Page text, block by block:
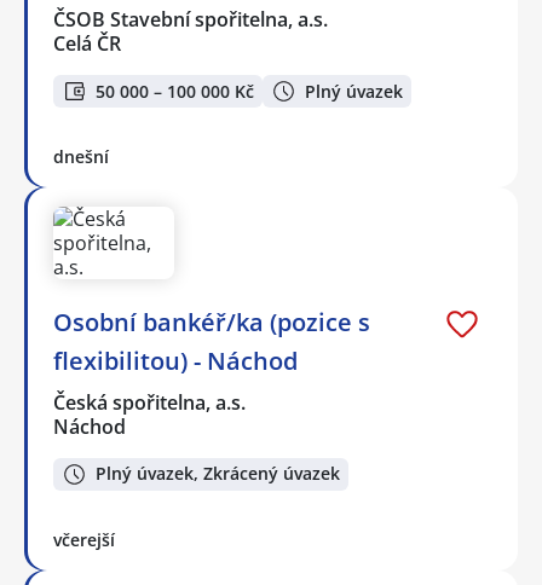
ČSOB Stavební spořitelna, a.s.
Celá ČR
50 000 – 100 000 Kč Plný úvazek
dnešní
Osobní bankéř/ka (pozice s
flexibilitou) - Náchod
Česká spořitelna, a.s.
Náchod
Plný úvazek, Zkrácený úvazek
včerejší